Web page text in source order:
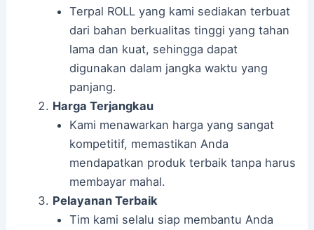
Terpal ROLL yang kami sediakan terbuat
dari bahan berkualitas tinggi yang tahan
lama dan kuat, sehingga dapat
digunakan dalam jangka waktu yang
panjang.
Harga Terjangkau
Kami menawarkan harga yang sangat
kompetitif, memastikan Anda
mendapatkan produk terbaik tanpa harus
membayar mahal.
Pelayanan Terbaik
Tim kami selalu siap membantu Anda